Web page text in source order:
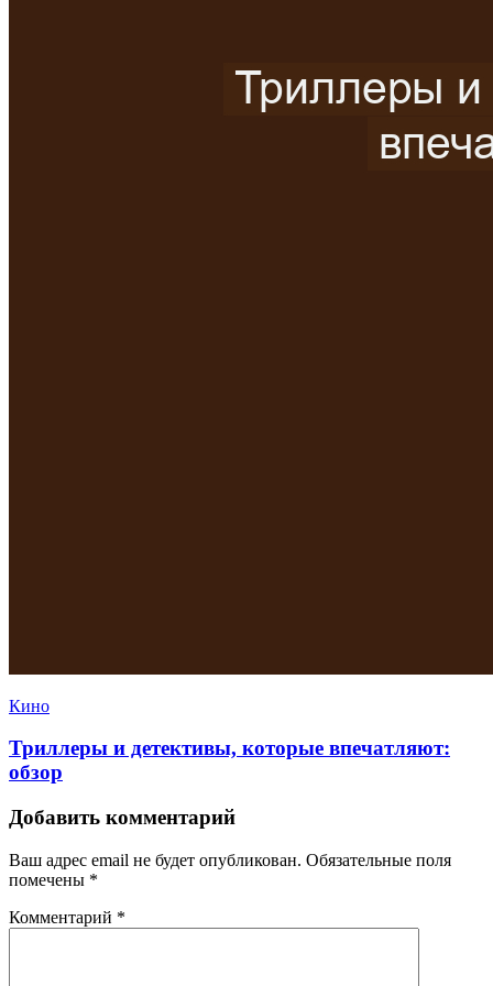
Кино
Триллеры и детективы, которые впечатляют:
обзор
Добавить комментарий
Ваш адрес email не будет опубликован. Обязательные поля
помечены *
Комментарий *